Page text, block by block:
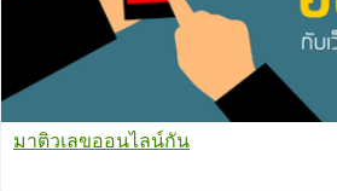
มาติวเลขออนไลน์กัน